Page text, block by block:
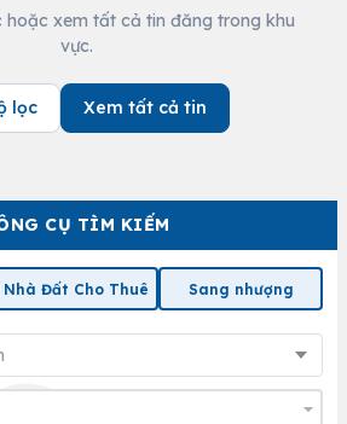
CỤ TÌM KIẾM
Nhà Đất Cho Thuê Sang nhượng
hoặc xem tất cả tin đăng trong khu
vực.
lọc Xem tất cả tin